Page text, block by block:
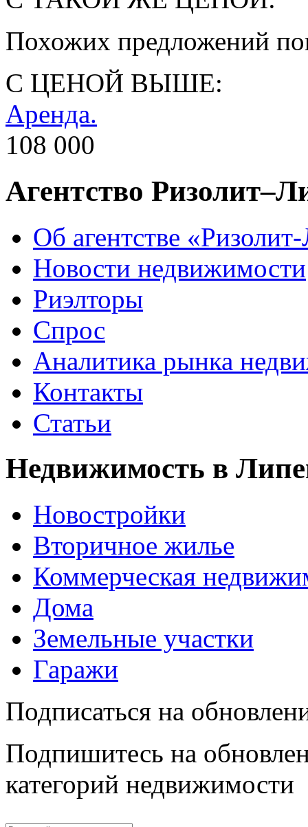
Похожих предложений
С ЦЕНОЙ ВЫШЕ:
Аренда.
108 000
Агентство
Об агентстве
Новости недвижимости
Риэлторы
Спрос
Аналитика рынка
Контакты
Статьи
Недвижимость в
Новостройки
Вторичное жилье
Коммерческая
Дома
Земельные участки
Гаражи
Подписаться на
Подпишитесь на
категорий недвижимости